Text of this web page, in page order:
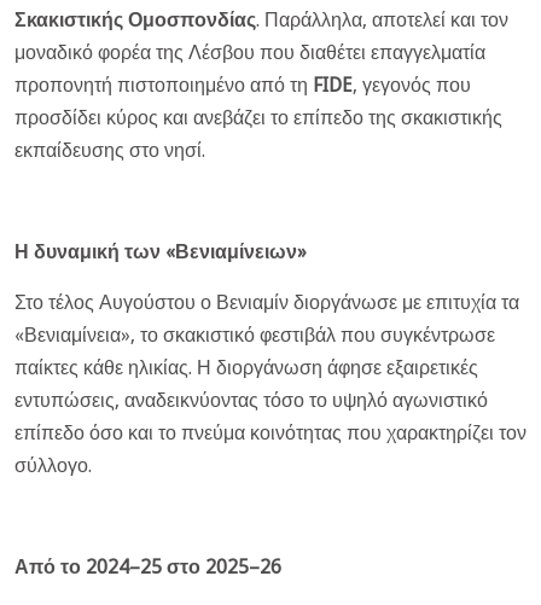
Σκακιστικής Ομοσπονδίας. Παράλληλα, αποτελεί και τον
μοναδικό φορέα της Λέσβου που διαθέτει επαγγελματία
προπονητή πιστοποιημένο από τη FIDE, γεγονός που
προσδίδει κύρος και ανεβάζει το επίπεδο της σκακιστικής
εκπαίδευσης στο νησί.
Η δυναμική των «Βενιαμίνειων»
Στο τέλος Αυγούστου ο Βενιαμίν διοργάνωσε με επιτυχία τα
«Βενιαμίνεια», το σκακιστικό φεστιβάλ που συγκέντρωσε
παίκτες κάθε ηλικίας. Η διοργάνωση άφησε εξαιρετικές
εντυπώσεις, αναδεικνύοντας τόσο το υψηλό αγωνιστικό
επίπεδο όσο και το πνεύμα κοινότητας που χαρακτηρίζει τον
σύλλογο.
Από το 2024–25 στο 2025–26